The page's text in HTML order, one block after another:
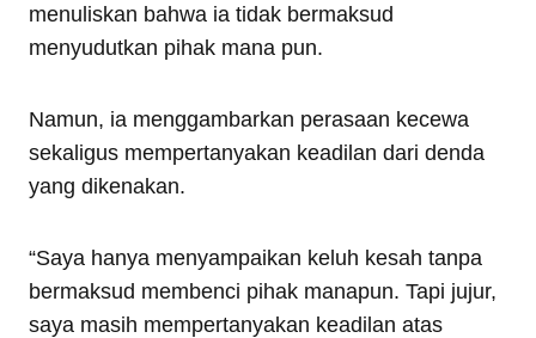
menuliskan bahwa ia tidak bermaksud
menyudutkan pihak mana pun.
Namun, ia menggambarkan perasaan kecewa
sekaligus mempertanyakan keadilan dari denda
yang dikenakan.
“Saya hanya menyampaikan keluh kesah tanpa
bermaksud membenci pihak manapun. Tapi jujur,
saya masih mempertanyakan keadilan atas